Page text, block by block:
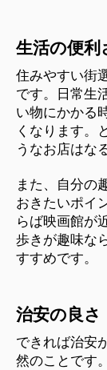
生活の便利
住みやすい街
です。日常生
い物にかかる
くなります。
うなお店はな
また、自分の
おきたいポイ
らば映画館が
歩きが趣味な
すすめです。
治安の良さ
できれば治安
然のことです